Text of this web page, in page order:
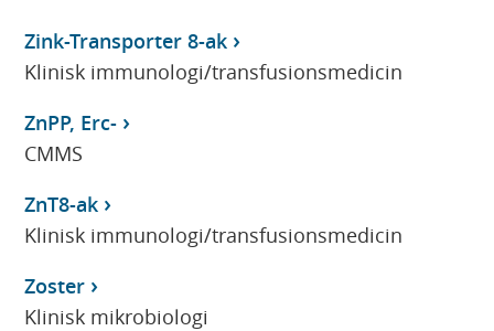
Zink-Transporter 8-ak
Klinisk immunologi/transfusionsmedicin
ZnPP, Erc-
CMMS
ZnT8-ak
Klinisk immunologi/transfusionsmedicin
Zoster
Klinisk mikrobiologi